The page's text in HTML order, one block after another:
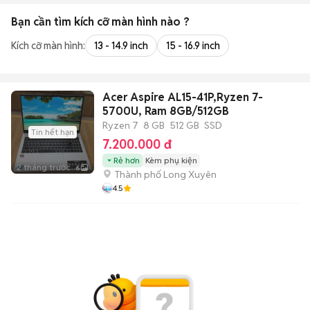
Bạn cần tìm kích cỡ màn hình nào ?
Kích cỡ màn hình: 13 - 14.9 inch 15 - 16.9 inch
Tin hết hạn
2 tháng trước 6
Acer Aspire AL15-41P,Ryzen 7-
5700U, Ram 8GB/512GB
Ryzen 7 8 GB 512 GB SSD
7.200.000 đ
Rẻ hơn Kèm phụ kiện
Thành phố Long Xuyên
4.5